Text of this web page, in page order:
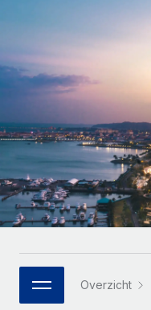
Ingewikkelde
Remote
HR naadloos in
Platform
Ingebouwde
Integraties
Start-ups
Flexibele global
Mid-market
Teams uitbreiden
Enterprise
Global HR voor
WERK MET ONS
Strategische
LEREN MET REMOTE
Onderzoek en
Casestudy's
HR-woordenlijst
Checklists en
Webinars
Nederlands
Français
Español
Italiano
Português (Portugal)
日本語
한국어
Overzicht